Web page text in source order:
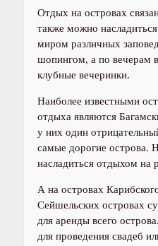
Отдых на островах
также можно
миром различных
шопингом, а по вечерам
клубные вечеринки.
Наиболее известными
отдыха являются
у них один
самые дорогие острова.
насладиться отдыхом на
А на островах
Сейшельских островах
для аренды всего
для проведения свадеб